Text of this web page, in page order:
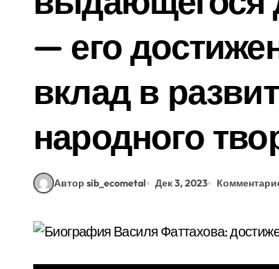
— его
вклад в
народного
Автор sib_ecometal Дек 3, 2023